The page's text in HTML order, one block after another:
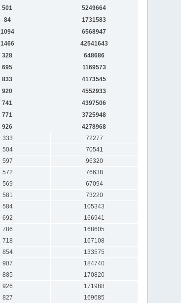
501
5249664
84
1731583
1094
6568947
1466
42541643
328
648686
695
1169573
833
4173545
920
4552933
741
4397506
771
3725948
926
4278968
333
72277
504
70541
597
96320
572
76638
569
67094
581
73220
584
105343
692
166941
786
168605
718
167108
854
133575
907
184740
885
170820
926
171988
827
169685